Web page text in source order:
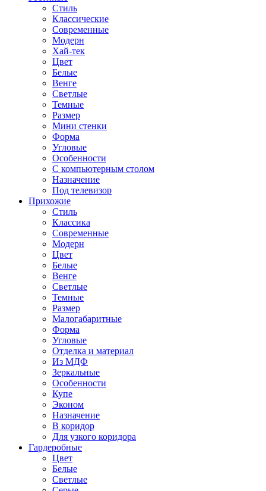
Стиль
Классические
Современные
Модерн
Хай-тек
Цвет
Белые
Венге
Светлые
Темные
Размер
Мини стенки
Форма
Угловые
Особенности
С компьютерным столом
Назначение
Под телевизор
Прихожие
Стиль
Классика
Современные
Модерн
Цвет
Белые
Венге
Светлые
Темные
Размер
Малогабаритные
Форма
Угловые
Отделка и материал
Из МДФ
Зеркальные
Особенности
Купе
Эконом
Назначение
В коридор
Для узкого коридора
Гардеробные
Цвет
Белые
Светлые